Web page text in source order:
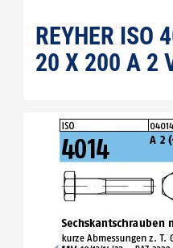
REYHER ISO
20 X 200 A 2